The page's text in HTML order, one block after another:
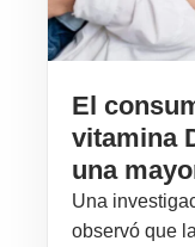
El
vitamina
una
Una
observó que